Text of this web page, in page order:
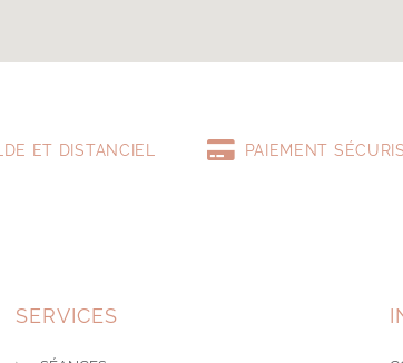
ET DISTANCIEL PAIEMENT
SERVICES